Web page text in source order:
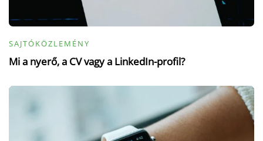
SAJTÓKÖZLEMÉNY
Mi a nyerő, a CV vagy a LinkedIn-profil?